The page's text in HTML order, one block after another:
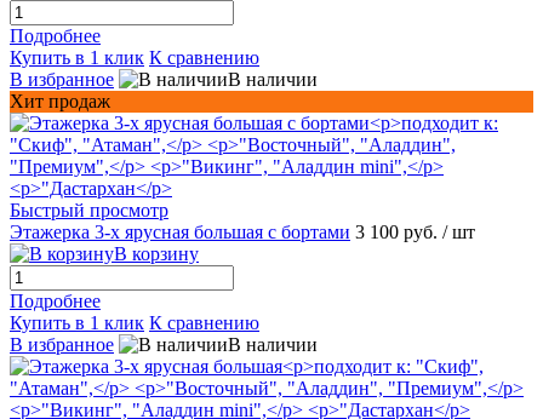
Подробнее
Купить в 1 клик К сравнению
В избранное
В наличии
Хит продаж
Быстрый просмотр
Этажерка 3-х ярусная большая с бортами 3 100 руб. / шт
В корзину
Подробнее
Купить в 1 клик К сравнению
В избранное
В наличии